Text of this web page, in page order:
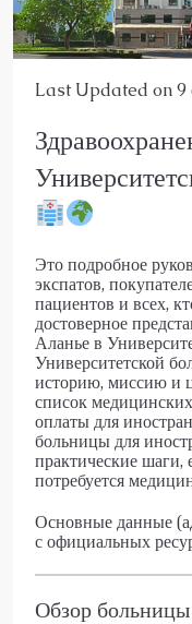
Last Updated on 9
Это подробное
экспатов,
пациентов и всех,
достоверное
Аланье в
Университетской
историю, миссию и
список
оплаты для
больницы для
практические
потребуется
Основные данные
с официальных
Обзор